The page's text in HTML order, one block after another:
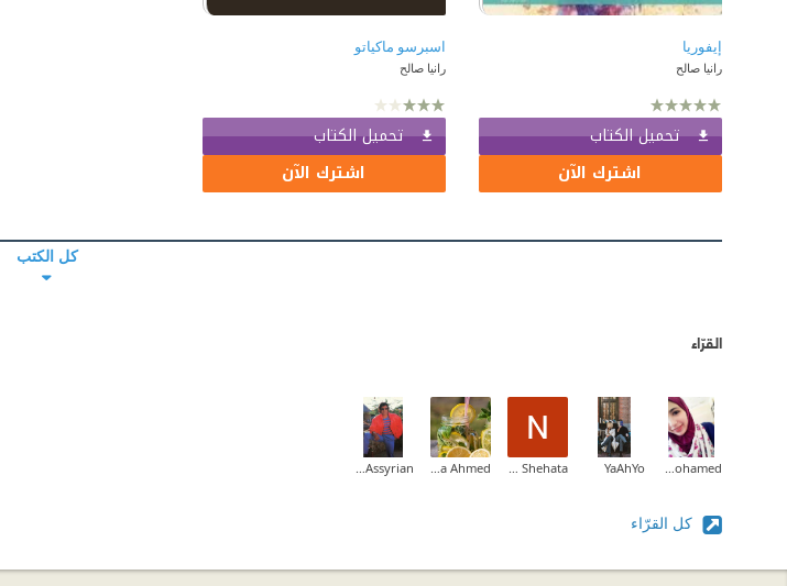
إيفوريا
رانيا صالح
تحميل الكتاب
اشترك الآن
اسبرسو ماكياتو
رانيا صالح
تحميل الكتاب
اشترك الآن
كل الكتب
القرّاء
YaAhYo
كل القرّاء